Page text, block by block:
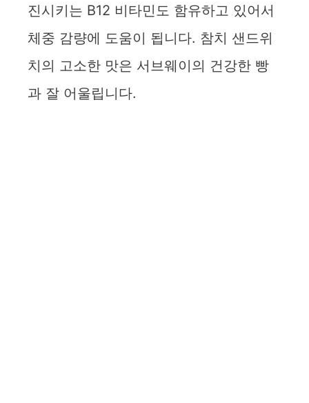
진시키는 B12 비타민도 함유하고 있어서
체중 감량에 도움이 됩니다. 참치 샌드위
치의 고소한 맛은 서브웨이의 건강한 빵
과 잘 어울립니다.